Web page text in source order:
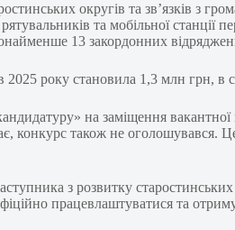
округів та зв’язків з
та мобільної станції
13 закордонних
2025 року становила 1,3 млн грн,
на заміщення
конкурс також не
з розвитку
працевлаштуватися та